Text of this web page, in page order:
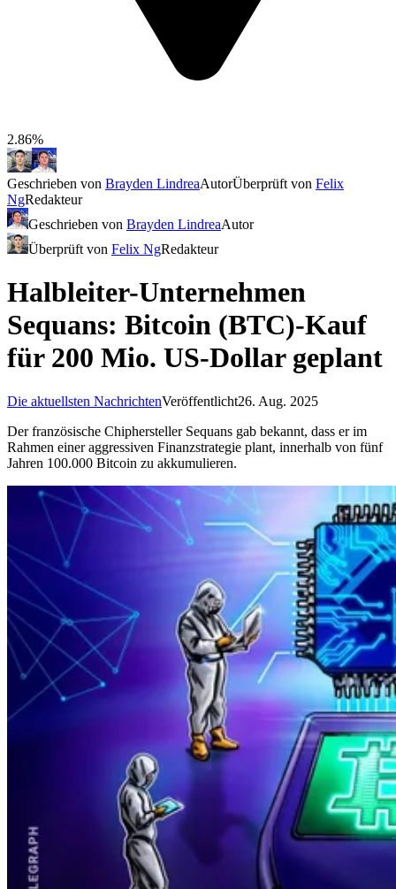
2.86%
Geschrieben von Brayden LindreaAutorÜberprüft von Felix
NgRedakteur
Geschrieben von Brayden LindreaAutor
Überprüft von Felix NgRedakteur
Halbleiter-Unternehmen
Sequans: Bitcoin (BTC)-Kauf
für 200 Mio. US-Dollar geplant
Die aktuellsten NachrichtenVeröffentlicht26. Aug. 2025
Der französische Chiphersteller Sequans gab bekannt, dass er im
Rahmen einer aggressiven Finanzstrategie plant, innerhalb von fünf
Jahren 100.000 Bitcoin zu akkumulieren.